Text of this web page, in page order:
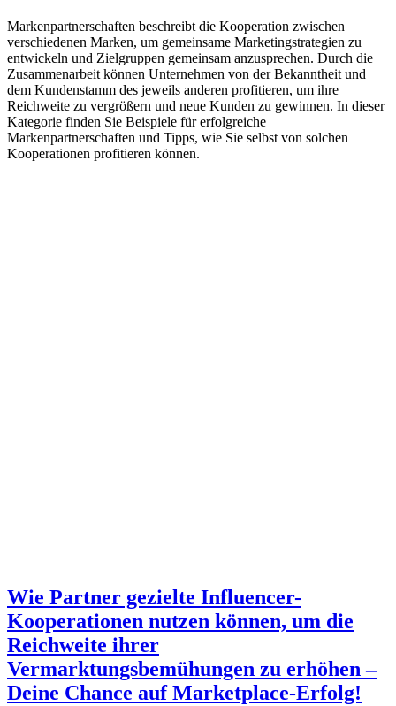
Markenpartnerschaften beschreibt die Kooperation zwischen
verschiedenen Marken, um gemeinsame Marketingstrategien zu
entwickeln und Zielgruppen gemeinsam anzusprechen. Durch die
Zusammenarbeit können Unternehmen von der Bekanntheit und
dem Kundenstamm des jeweils anderen profitieren, um ihre
Reichweite zu vergrößern und neue Kunden zu gewinnen. In dieser
Kategorie finden Sie Beispiele für erfolgreiche
Markenpartnerschaften und Tipps, wie Sie selbst von solchen
Kooperationen profitieren können.
Wie Partner gezielte Influencer-
Kooperationen nutzen können, um die
Reichweite ihrer
Vermarktungsbemühungen zu erhöhen –
Deine Chance auf Marketplace-Erfolg!